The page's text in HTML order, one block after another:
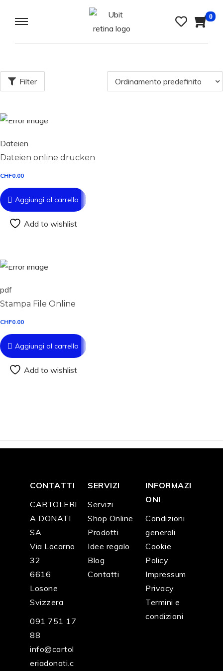
0
Filter
Dateien
Dateien online drucken
CHF0.00
Aggiungi al carrello
Add to wishlist
pdf
Stampa File Online
CHF0.00
Aggiungi al carrello
Add to wishlist
CONTATTI
CARTOLERI
A DONATI
SA
Via Locarno
32
6616
Losone
Svizzera
091 751 17
88
info@cartol
eriadonati.c
SERVIZI
Servizi
Shop Online
Prodotti
Idee regalo
Blog
Contatti
INFORMAZI
ONI
Condizioni
generali
Cookie
Policy
Impressum
Privacy
Termini e
condizioni